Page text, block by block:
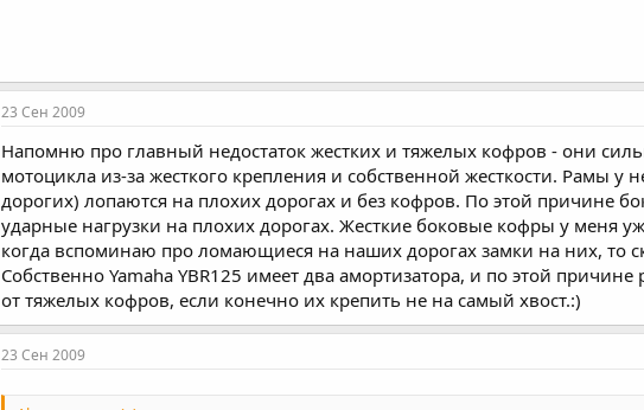
23 Сен 2009
Напомню про главный недостаток жестких и тяжелых кофров - они
мотоцикла из-за жесткого крепления и собственной жесткости. Рамы
дорогих) лопаются на плохих дорогах и без кофров. По этой причине
ударные нагрузки на плохих дорогах. Жесткие боковые кофры у меня
когда вспоминаю про ломающиеся на наших дорогах замки на них, то
Собственно Yamaha YBR125 имеет два амортизатора, и по этой
от тяжелых кофров, если конечно их крепить не на самый хвост.:)
23 Сен 2009